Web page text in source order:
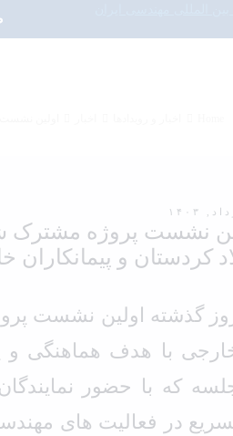
نشست پروژه مشترک
کردستان و
گذشته اولین نشست
با هدف هماهنگی و
که با حضور
در فعالیت های